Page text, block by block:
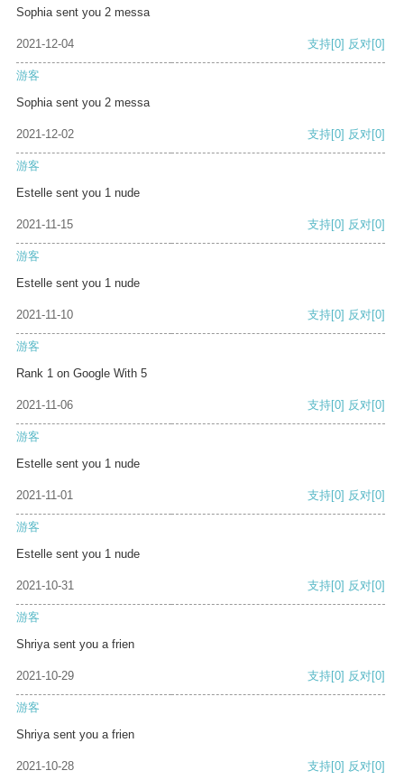
Sophia sent you 2 messa
2021-12-04 支持[0] 反对[0]
游客
Sophia sent you 2 messa
2021-12-02 支持[0] 反对[0]
游客
Estelle sent you 1 nude
2021-11-15 支持[0] 反对[0]
游客
Estelle sent you 1 nude
2021-11-10 支持[0] 反对[0]
游客
Rank 1 on Google With 5
2021-11-06 支持[0] 反对[0]
游客
Estelle sent you 1 nude
2021-11-01 支持[0] 反对[0]
游客
Estelle sent you 1 nude
2021-10-31 支持[0] 反对[0]
游客
Shriya sent you a frien
2021-10-29 支持[0] 反对[0]
游客
Shriya sent you a frien
2021-10-28 支持[0] 反对[0]